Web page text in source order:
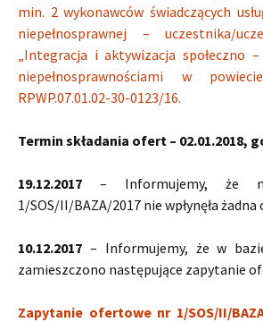
min. 2 wykonawców świadczących
niepełnosprawnej – uczestnika/
„Integracja i aktywizacja społeczno
niepełnosprawnościami w
RPWP.07.01.02-30-0123/16.
Termin składania ofert – 02.01.2018,
19.12.2017 – Informujemy, że
1/SOS/II/BAZA/2017 nie wpłynęła
10.12.2017 – Informujemy, że w
zamieszczono następujące zapytanie
Zapytanie ofertowe nr 1/SOS/II/